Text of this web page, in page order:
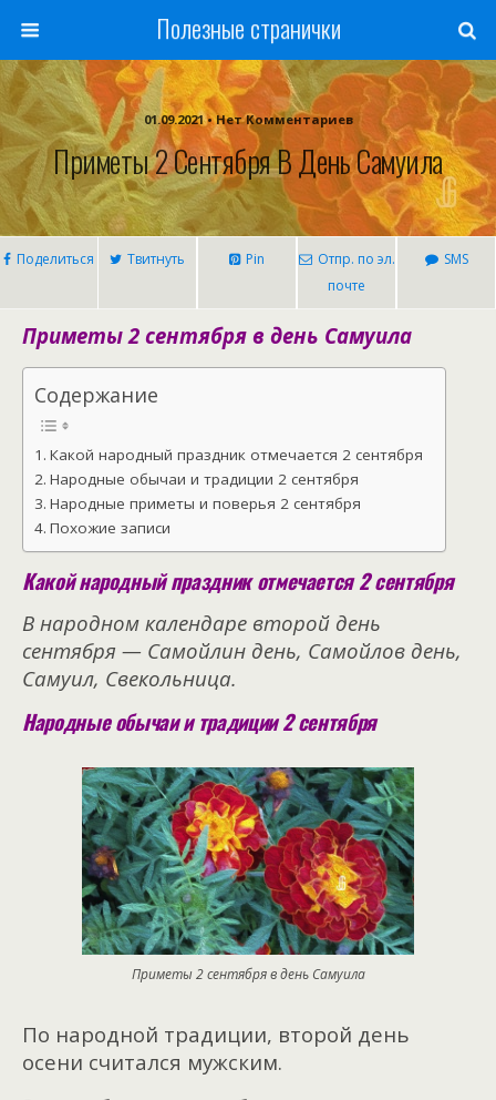
Полезные странички
01.09.2021 • Нет Комментариев
Приметы 2 Сентября В День Самуила
Поделиться Твитнуть Pin
Отпр. по эл.
почте
SMS
Приметы 2 сентября в день Самуила
Содержание
Какой народный праздник отмечается 2 сентября
Народные обычаи и традиции 2 сентября
Народные приметы и поверья 2 сентября
Похожие записи
Какой народный праздник отмечается 2 сентября
В народном календаре второй день
сентября — Самойлин день, Самойлов день,
Самуил, Свекольница.
Народные обычаи и традиции 2 сентября
Приметы 2 сентября в день Самуила
По народной традиции, второй день
осени считался мужским.